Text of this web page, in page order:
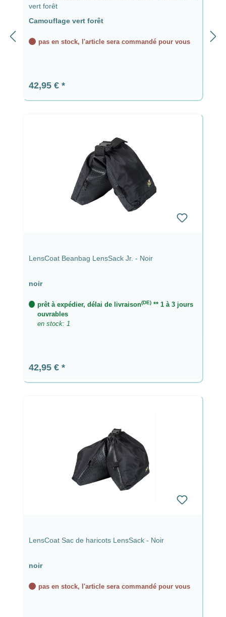
vert forêt
Camouflage vert forêt
pas en stock, l'article sera commandé pour vous
Prix régulier :
42,95 €
LensCoat Beanbag LensSack Jr. - Noir
noir
prêt à expédier, délai de livraison(DE)** 1 à 3 jours
ouvrables
en stock: 1
Prix régulier :
42,95 €
LensCoat Sac de haricots LensSack - Noir
noir
pas en stock, l'article sera commandé pour vous